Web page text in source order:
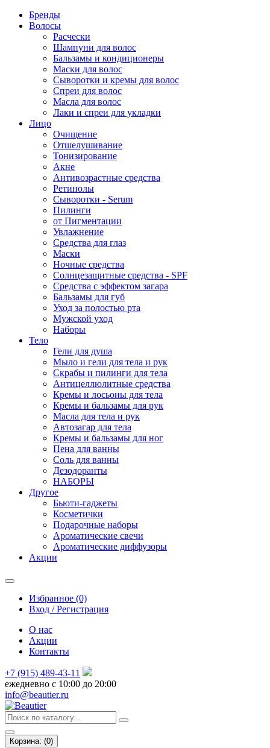
Бренды
Волосы
Расчески
Шампуни для волос
Бальзамы и кондиционеры
Маски для волос
Сыворотки и кремы для волос
Спреи для волос
Масла для волос
Лаки и спреи для укладки
Лицо
Очищение
Отшелушивание
Тонизирование
Акне
Антивозрастные средства
Ретинолы
Сыворотки - Serum
Пилинги
от Пигментации
Увлажнение
Средства для глаз
Маски
Ночные средства
Солнцезащитные средства - SPF
Средства c эффектом загара
Бальзамы для губ
Уход за полостью рта
Мужской уход
Наборы
Тело
Гели для душа
Мыло и гели для тела и рук
Скрабы и пилинги для тела
Антицеллюлитные средства
Кремы и лосьоны для тела
Кремы и бальзамы для рук
Масла для тела и рук
Автозагар для тела
Кремы и бальзамы для ног
Пена для ванны
Соль для ванны
Дезодоранты
НАБОРЫ
Другое
Бьюти-гаджеты
Косметички
Подарочные наборы
Ароматические свечи
Ароматические диффузоры
Акции
Избранное (0)
Вход / Регистрация
О нас
Акции
Контакты
+7 (915) 489-43-11
ежедневно с 10:00 до 20:00
info@beautier.ru
Корзина: (0)